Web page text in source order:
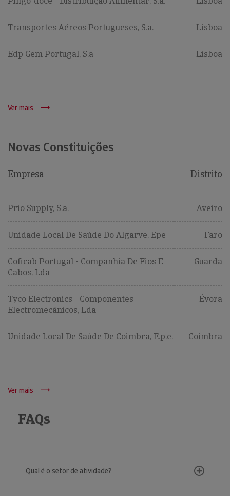
Transportes Aéreos Portugueses, S.a. Lisboa
Edp Gem Portugal, S.a Lisboa
Ver mais
Novas Constituições
Empresa Distrito
Prio Supply, S.a. Aveiro
Unidade Local De Saúde Do Algarve, Epe Faro
Coficab Portugal - Companhia De Fios E
Cabos, Lda
Guarda
Tyco Electronics - Componentes
Electromecânicos, Lda
Évora
Unidade Local De Saúde De Coimbra, E.p.e. Coimbra
Ver mais
FAQs
Qual é o setor de atividade?